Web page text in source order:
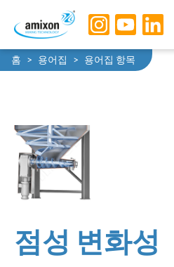
Skip to main navigation
Skip to main content
Skip to page footer
You are here:
홈 용어집 용어집 항목
점성 변화성